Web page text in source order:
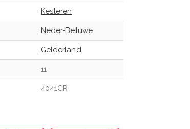
Kesteren
Neder-Betuwe
Gelderland
11
4041CR